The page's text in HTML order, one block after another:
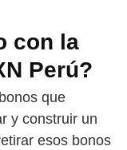
con la
Perú?
que
y construir un
esos bonos